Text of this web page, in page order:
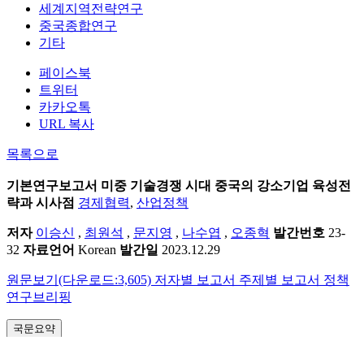
세계지역전략연구
중국종합연구
기타
페이스북
트위터
카카오톡
URL 복사
목록으로
기본연구보고서 미중 기술경쟁 시대 중국의 강소기업 육성전
략과 시사점 경제협력, 산업정책
저자 이승신 , 최원석 , 문지영 , 나수엽 , 오종혁 발간번호 23-
32 자료언어 Korean 발간일 2023.12.29
원문보기(다운로드:3,605) 저자별 보고서 주제별 보고서 정책
연구브리핑
국문요약